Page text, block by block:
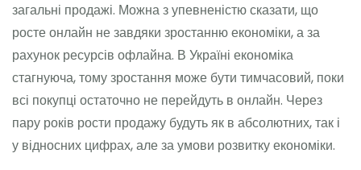
загальні продажі. Можна з упевненістю сказати, що
росте онлайн не завдяки зростанню економіки, а за
рахунок ресурсів офлайна. В Україні економіка
стагнуюча, тому зростання може бути тимчасовий, поки
всі покупці остаточно не перейдуть в онлайн. Через
пару років рости продажу будуть як в абсолютних, так і
у відносних цифрах, але за умови розвитку економіки.